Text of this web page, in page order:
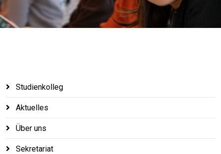
Studienkolleg
Aktuelles
Über uns
Sekretariat